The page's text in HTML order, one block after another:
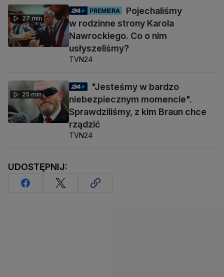
27 min
PREMIERA
Pojechaliśmy
w rodzinne strony Karola
Nawrockiego. Co o nim
usłyszeliśmy?
TVN24
25 min
"Jesteśmy w bardzo
niebezpiecznym momencie".
Sprawdziliśmy, z kim Braun chce
rządzić
TVN24
UDOSTĘPNIJ: